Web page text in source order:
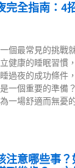
完全指南：4
個最常見的挑戰
健康的睡眠習慣
過夜的成功條件
一個重要的準備
一場舒適而無憂
注意哪些事